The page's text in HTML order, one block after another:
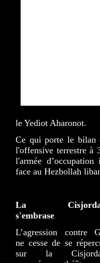
le Yediot Aharonot.
Ce qui porte le bilan
l'offensive terrestre à
l'armée
face au Hezbollah
La
s'embrase
L’agression contre
ne cesse de se
sur la